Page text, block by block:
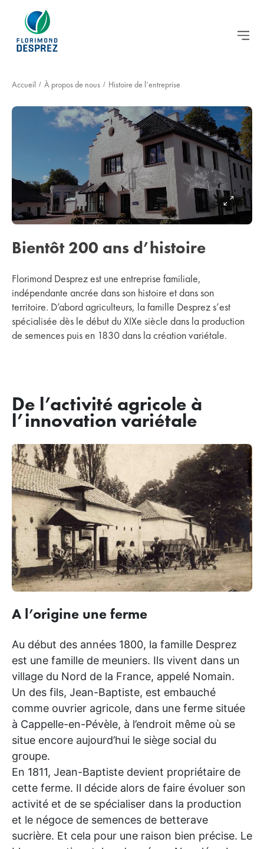
Accueil / À propos de nous / Histoire de l’entreprise
Bientôt 200 ans d’histoire
Florimond Desprez est une entreprise familiale,
indépendante ancrée dans son histoire et dans son
territoire. D’abord agriculteurs, la famille Desprez s’est
spécialisée dès le début du XIXe siècle dans la production
de semences puis en 1830 dans la création variétale.
De l’activité agricole à
l’innovation variétale
A l’origine une ferme
Au début des années 1800, la famille Desprez
est une famille de meuniers. Ils vivent dans un
village du Nord de la France, appelé Nomain.
Un des fils, Jean-Baptiste, est embauché
comme ouvrier agricole, dans une ferme située
à Cappelle-en-Pévèle, à l’endroit même où se
situe encore aujourd’hui le siège social du
groupe.
En 1811, Jean-Baptiste devient propriétaire de
cette ferme. Il décide alors de faire évoluer son
activité et de se spécialiser dans la production
et le négoce de semences de betterave
sucrière. Et cela pour une raison bien précise. Le